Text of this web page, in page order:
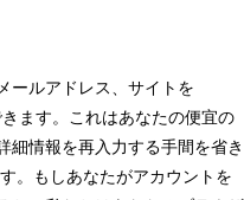
ールアドレス、サイトを
ます。これはあなたの便宜の
細情報を再入力する手間を省き
。もしあなたがアカウントを